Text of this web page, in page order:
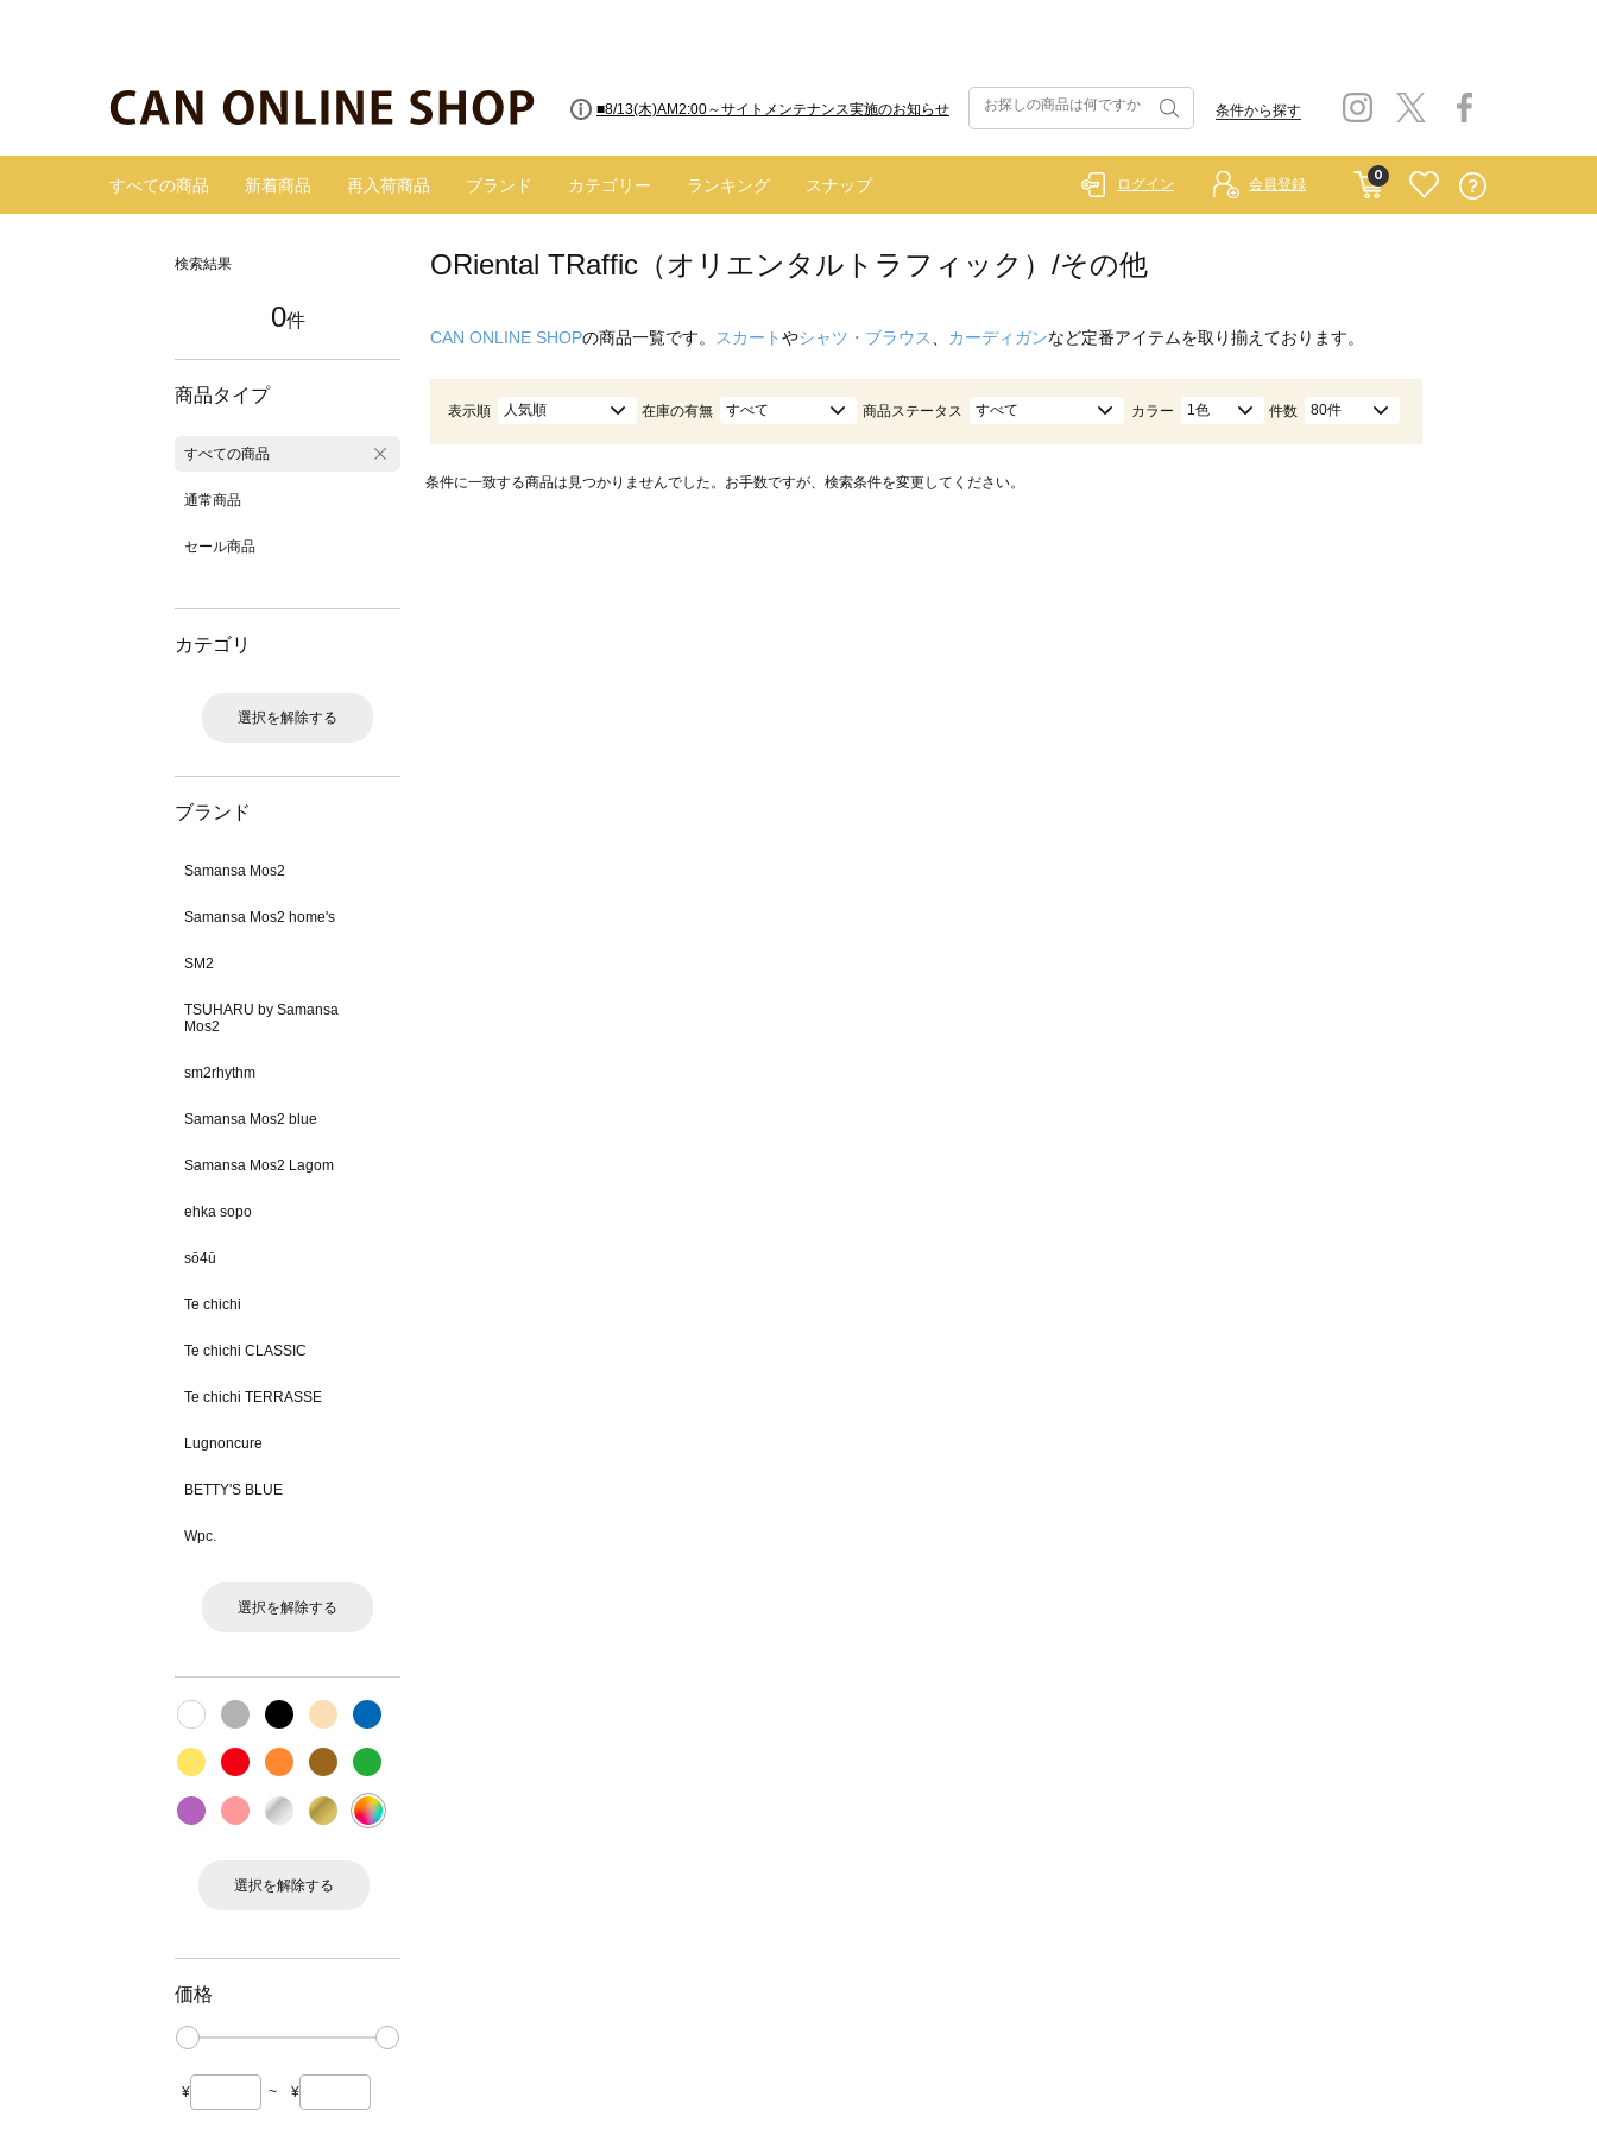
■8/13(木)AM2:00～サイトメンテナンス実施のお知らせ 条件から探す
すべての商品 新着商品 再入荷商品 ブランド カテゴリー ランキング スナップ
0
ログイン 会員登録
検索結果
0件
商品タイプ
すべての商品
通常商品
セール商品
カテゴリ
選択を解除する
ブランド
Samansa Mos2
Samansa Mos2 home's
SM2
TSUHARU by Samansa
Mos2
sm2rhythm
Samansa Mos2 blue
Samansa Mos2 Lagom
ehka sopo
sō4ū
Te chichi
Te chichi CLASSIC
Te chichi TERRASSE
Lugnoncure
BETTY'S BLUE
Wpc.
選択を解除する
選択を解除する
価格
¥ ~ ¥
ORiental TRaffic（オリエンタルトラフィック）/その他
CAN ONLINE SHOPの商品一覧です。 スカートやシャツ・ブラウス カーディガンなど定番アイテムを取り揃えております。
表示順 人気順 在庫の有無 すべて 商品ステータス すべて カラー 1色 件数 80件
条件に一致する商品は見つかりませんでした。お手数ですが、検索条件を変更してください。